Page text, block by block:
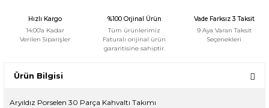
Hızlı Kargo
14:00'a Kadar
Verilen Siparişler
%100 Orjinal Ürün
Tüm ürünlerimiz
Faturalı orijinal ürün
garantisine sahiptir.
Vade Farksız 3 Taksit
9 Aya Varan Taksit
Seçenekleri
Ürün Bilgisi
Aryıldız Porselen 30 Parça Kahvaltı Takımı